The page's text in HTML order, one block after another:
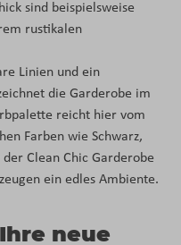
sind beispielsweise
rustikalen
Linien und ein
die Garderobe im
reicht hier vom
Farben wie Schwarz,
Clean Chic Garderobe
ein edles Ambiente.
neue